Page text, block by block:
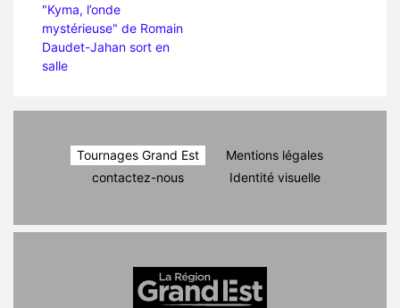
"Kyma, l’onde
mystérieuse" de Romain
Daudet-Jahan sort en
salle
Tournages Grand Est
contactez-nous
Mentions légales
Identité visuelle